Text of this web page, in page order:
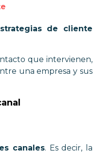
de cliente
que intervienen,
una empresa y sus
canales. Es decir, la